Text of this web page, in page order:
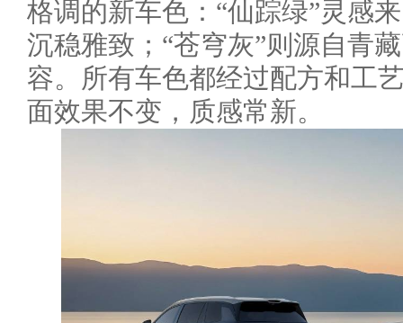
格调的新车色：“仙踪绿”灵感
沉稳雅致；“苍穹灰”则源自青
容。所有车色都经过配方和工
面效果不变，质感常新。